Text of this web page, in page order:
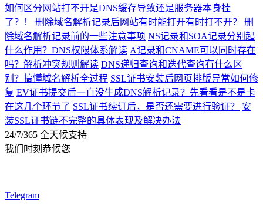
如何区分网站打不开是DNS缓存导致还是服务器本身挂
了？！
删除域名解析记录后网站有时能打开有时打不开？
删
除域名解析记录前的一些注意事项 NS记录和SOA记录分别起
什么作用？DNS权限体系解读 A记录和CNAME可以同时存在
吗？解析冲突规则解读 DNS递归查询和迭代查询有什么区
别？搞懂域名解析全过程 SSL证书安装后网页排版异常如何修
复 EV证书提交后一直没生成DNS解析记录？先看看是不是卡
在这几个环节了 SSL证书续订后，是否还需要进行验证？
安
装SSL证书链不完整的具体表现及解决办法
24/7/365 全天候支持
我们时刻恭候您
Telegram